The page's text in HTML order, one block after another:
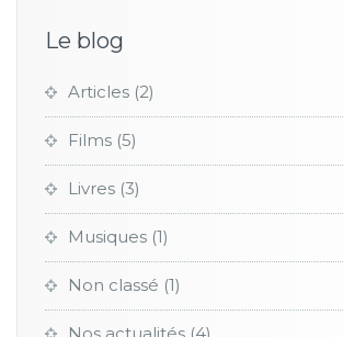
Le blog
Articles (2)
Films (5)
Livres (3)
Musiques (1)
Non classé (1)